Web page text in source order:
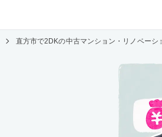
直方市で2DKの中古マンション・リノベーシ